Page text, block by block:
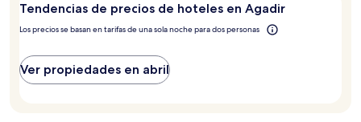
para
adultos.
Los
Tendencias de precios de hoteles en Agadir
Los precios se basan en tarifas de una sola noche para dos personas
Ver propiedades en abril